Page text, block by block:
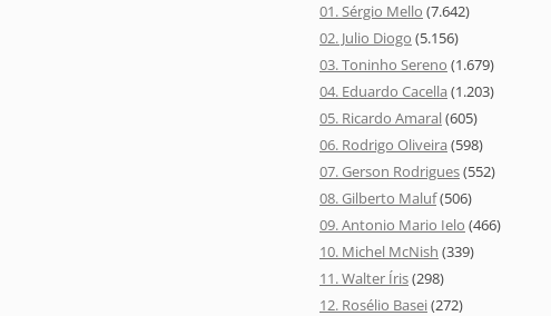
01. Sérgio Mello (7.642)
02. Julio Diogo (5.156)
03. Toninho Sereno (1.679)
04. Eduardo Cacella (1.203)
05. Ricardo Amaral(605)
06. Rodrigo Oliveira (598)
07. Gerson Rodrigues(552)
08. Gilberto Maluf(506)
09. Antonio Mario Ielo (466)
10. Michel McNish (339)
11. Walter Íris(298)
12. Rosélio Basei(272)